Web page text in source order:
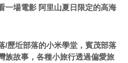
一場電影 阿里山夏日限定的高海
歷坵部落的小米學堂，賓茂部落
族故事，各種小旅行透過偏愛旅